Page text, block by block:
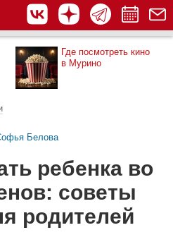
Где посмотреть кино
в Мурино
Белова
ребенка во
советы
родителей